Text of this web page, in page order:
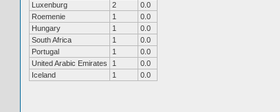
Luxenburg
2
0.0
Roemenie
1
0.0
Hungary
1
0.0
South Africa
1
0.0
Portugal
1
0.0
United Arabic Emirates
1
0.0
Iceland
1 0.0